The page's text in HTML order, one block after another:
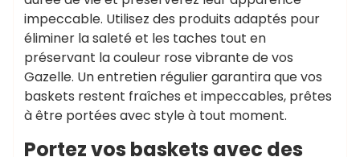
impeccable. Utilisez des produits adaptés pour
éliminer la saleté et les taches tout en
préservant la couleur rose vibrante de vos
Gazelle. Un entretien régulier garantira que vos
baskets restent fraîches et impeccables, prêtes
à être portées avec style à tout moment.
Portez vos baskets avec des